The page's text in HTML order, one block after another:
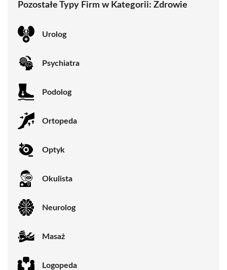
Pozostałe Typy Firm w Kategorii: Zdrowie
Urolog
Psychiatra
Podolog
Ortopeda
Optyk
Okulista
Neurolog
Masaż
Logopeda